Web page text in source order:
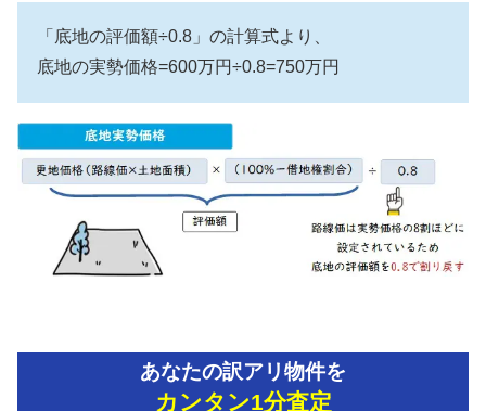
「底地の評価額÷0.8」の計算式より、
底地の実勢価格=600万円÷0.8=750万円
あなたの訳アリ物件を
カンタン1分査定